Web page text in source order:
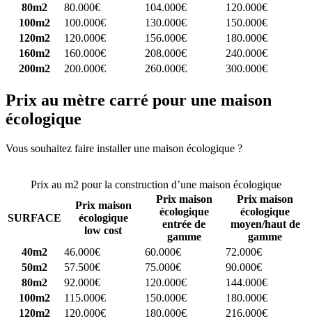
80m2
80.000€ 104.000€
120.000€
100m2
100.000€ 130.000€
150.000€
120m2
120.000€ 156.000€
180.000€
160m2
160.000€ 208.000€
240.000€
200m2
200.000€ 260.000€ 300.000€
Prix au mètre carré pour une maison
écologique
Vous souhaitez faire installer une maison écologique ?
Prix au m2 pour la construction d’une maison écologique
SURFACE
Prix maison
écologique
low cost
Prix maison
écologique
entrée de
gamme
Prix maison
écologique
moyen/haut de
gamme
40m2
46.000€ 60.000€
72.000€
50m2
57.500€ 75.000€
90.000€
80m2
92.000€ 120.000€
144.000€
100m2
115.000€ 150.000€
180.000€
120m2
120.000€ 180.000€
216.000€